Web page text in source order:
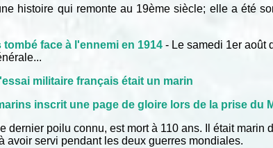
histoire qui remonte au 19ème siècle; elle a été
face à l'ennemi en 1914 - Le samedi 1er août
militaire français était un marin
inscrit une page de gloire lors de la prise du
dernier poilu connu, est mort à 110 ans. Il était
avoir servi pendant les deux guerres mondiales.